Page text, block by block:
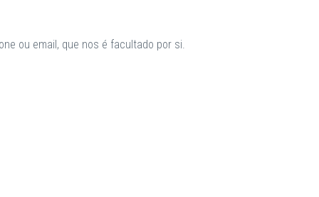
ou email, que nos é facultado por si.